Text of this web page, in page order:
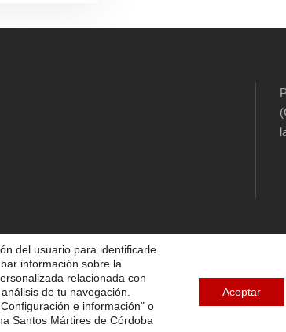
DIOCESANA SANTOS MÁRTIRES, ALL
AVISO LEGAL POLÍTICA DE
del usuario para identificarle.
información sobre la
relacionada con
de tu navegación.
e información" o
Santos Mártires de Córdoba
Aceptar